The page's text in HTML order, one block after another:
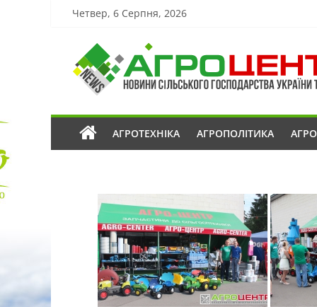
Четвер, 6 Серпня, 2026
АГРОТЕХНІКА АГРОПОЛІТИКА